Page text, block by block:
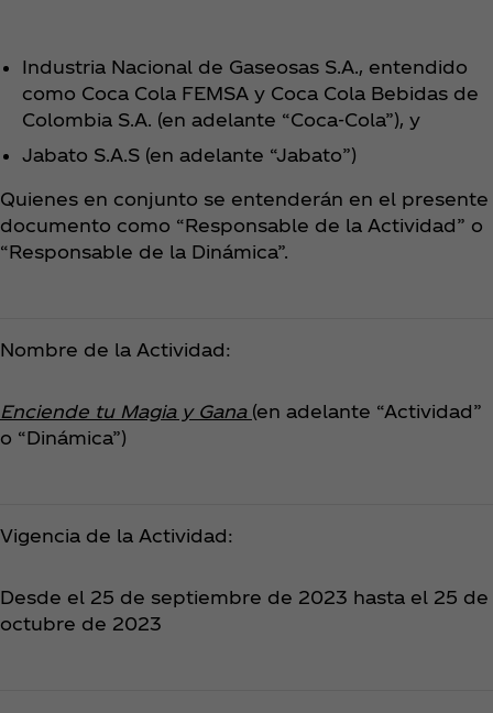
Industria Nacional de Gaseosas S.A., entendido
como Coca Cola FEMSA y Coca Cola Bebidas de
Colombia S.A. (en adelante “Coca‑Cola”), y
Jabato S.A.S (en adelante “Jabato”)
Quienes en conjunto se entenderán en el presente
documento como “Responsable de la Actividad” o
“Responsable de la Dinámica”.
Nombre de la Actividad:
Enciende tu Magia y Gana (en adelante “Actividad”
o “Dinámica”)
Vigencia de la Actividad:
Desde el 25 de septiembre de 2023 hasta el 25 de
octubre de 2023